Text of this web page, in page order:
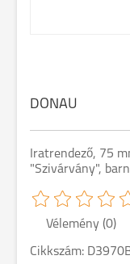
DONAU
Iratrendező, 75
"Szivárvány",
Vélemény (0)
Cikkszám: